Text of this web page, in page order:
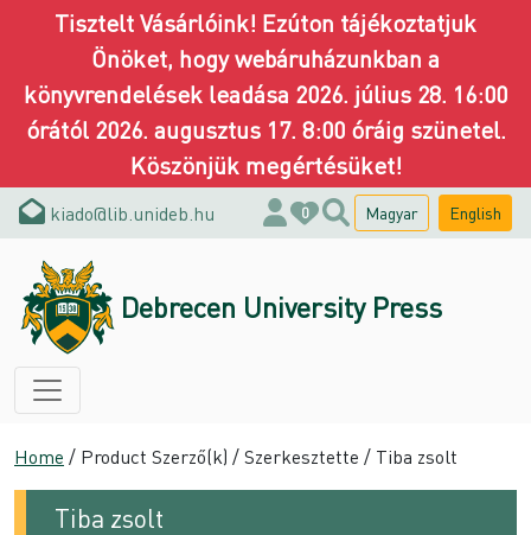
Tisztelt Vásárlóink! Ezúton tájékoztatjuk
Önöket, hogy webáruházunkban a
könyvrendelések leadása 2026. július 28. 16:00
órától 2026. augusztus 17. 8:00 óráig szünetel.
Köszönjük megértésüket!
kiado@lib.unideb.hu 0 Magyar English
Debrecen University Press
Home / Product Szerző(k) / Szerkesztette / Tiba zsolt
Tiba zsolt